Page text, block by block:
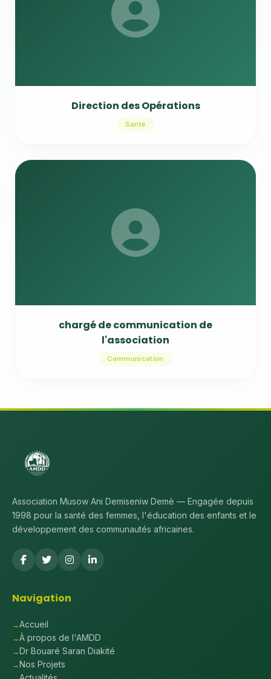
Direction des Opérations
Santé
chargé de communication de
l'association
Communication
Association Musow Ani Demiseniw Demè — Engagée depuis
1998 pour la santé des femmes, l'éducation des enfants et le
développement des communautés africaines.
Navigation
Accueil
À propos de l'AMDD
Dr Bouaré Saran Diakité
Nos Projets